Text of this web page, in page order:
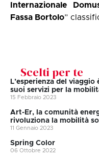
Internazionale
Fassa Bortolo”
Scelti per te
L’esperienza del
suoi servizi per la
15 Febbraio 2023
Art-Er, la comunità
rivoluziona la mobilità
11 Gennaio 2023
Spring Color
06 Ottobre 2022